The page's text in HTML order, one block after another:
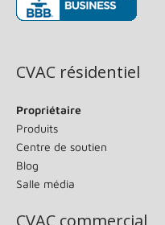
CVAC résidentiel
Propriétaire
Produits
Centre de soutien
Blog
Salle média
CVAC commercial